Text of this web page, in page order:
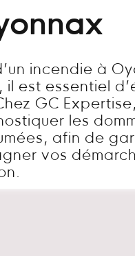
incendie à
est essentiel
GC
les
afin de
vos